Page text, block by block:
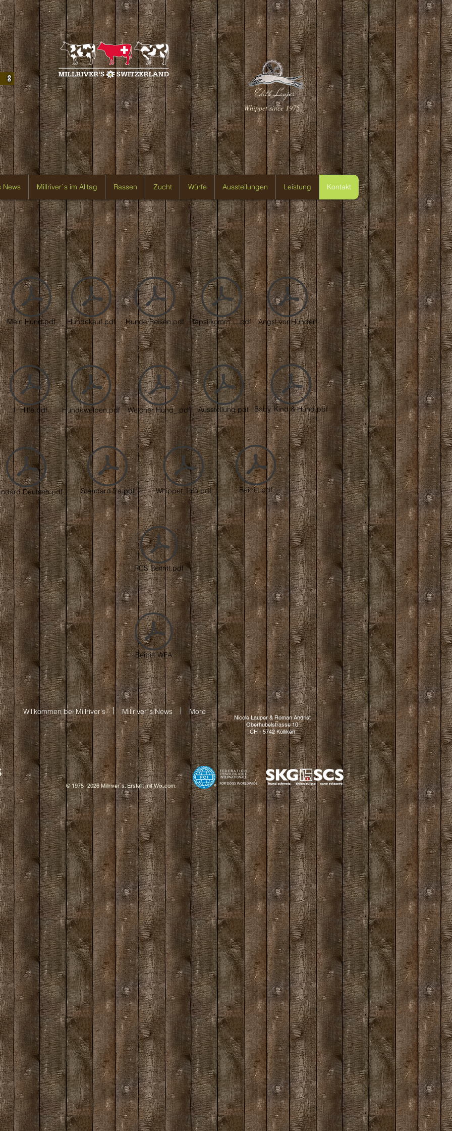
Edith Lauper
Whippet since 1975
News Millriver`s im Alltag Rassen Zucht Würfe Ausstellungen Leistung Kontakt
Mein Hund.pdf Hundekauf.pdf Hunde Reisen.pdf Tapsi komm.....pdf Angst vor Hunden
1. Hilfe.pdf Hundewelpen.pdf Welcher Hund_.pdf Ausstellung.pdf Baby, Kind & Hund.pdf
Deutsch.pdf Standard fra.pdf Whippet_Info.pdf Beitritt.pdf
RCS Beitritt.pdf
Beitritt WFA
Nicole Lauper & Roman Andrist
Oberhubelstrasse 10
CH - 5742 Kölliken
Willkommen bei Millriver's Millriver`s News More
© 1975 -2026 Millriver`s. Erstellt mitWix.com.